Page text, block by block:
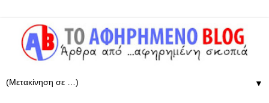
▼